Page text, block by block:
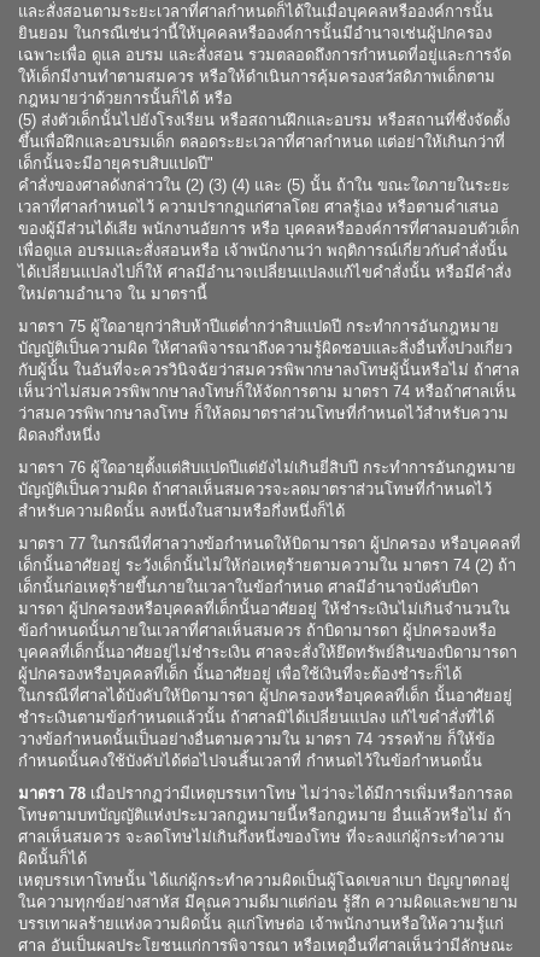
และสั่งสอนตามระยะเวลาที่ศาลกำหนดก็ได้ในเมื่อบุคคลหรือองค์การนั้น
ยินยอม ในกรณีเช่นว่านี้ให้บุคคลหรือองค์การนั้นมีอำนาจเช่นผู้ปกครอง
เฉพาะเพื่อ ดูแล อบรม และสั่งสอน รวมตลอดถึงการกำหนดที่อยู่และการจัด
ให้เด็กมีงานทำตามสมควร หรือให้ดำเนินการคุ้มครองสวัสดิภาพเด็กตาม
กฎหมายว่าด้วยการนั้นก็ได้ หรือ
(5) ส่งตัวเด็กนั้นไปยังโรงเรียน หรือสถานฝึกและอบรม หรือสถานที่ซึ่งจัดตั้ง
ขึ้นเพื่อฝึกและอบรมเด็ก ตลอดระยะเวลาที่ศาลกำหนด แต่อย่าให้เกินกว่าที่
เด็กนั้นจะมีอายุครบสิบแปดปี"
คำสั่งของศาลดังกล่าวใน (2) (3) (4) และ (5) นั้น ถ้าใน ขณะใดภายในระยะ
เวลาที่ศาลกำหนดไว้ ความปรากฏแก่ศาลโดย ศาลรู้เอง หรือตามคำเสนอ
ของผู้มีส่วนได้เสีย พนักงานอัยการ หรือ บุคคลหรือองค์การที่ศาลมอบตัวเด็ก
เพื่อดูแล อบรมและสั่งสอนหรือ เจ้าพนักงานว่า พฤติการณ์เกี่ยวกับคำสั่งนั้น
ได้เปลี่ยนแปลงไปก็ให้ ศาลมีอำนาจเปลี่ยนแปลงแก้ไขคำสั่งนั้น หรือมีคำสั่ง
ใหม่ตามอำนาจ ใน มาตรานี้
มาตรา 75 ผู้ใดอายุกว่าสิบห้าปีแต่ต่ำกว่าสิบแปดปี กระทำการอันกฎหมาย
บัญญัติเป็นความผิด ให้ศาลพิจารณาถึงความรู้ผิดชอบและสิ่งอื่นทั้งปวงเกี่ยว
กับผู้นั้น ในอันที่จะควรวินิจฉัยว่าสมควรพิพากษาลงโทษผู้นั้นหรือไม่ ถ้าศาล
เห็นว่าไม่สมควรพิพากษาลงโทษก็ให้จัดการตาม มาตรา 74 หรือถ้าศาลเห็น
ว่าสมควรพิพากษาลงโทษ ก็ให้ลดมาตราส่วนโทษที่กำหนดไว้สำหรับความ
ผิดลงกึ่งหนึ่ง
มาตรา 76 ผู้ใดอายุตั้งแต่สิบแปดปีแต่ยังไม่เกินยี่สิบปี กระทำการอันกฎหมาย
บัญญัติเป็นความผิด ถ้าศาลเห็นสมควรจะลดมาตราส่วนโทษที่กำหนดไว้
สำหรับความผิดนั้น ลงหนึ่งในสามหรือกึ่งหนึ่งก็ได้
มาตรา 77 ในกรณีที่ศาลวางข้อกำหนดให้บิดามารดา ผู้ปกครอง หรือบุคคลที่
เด็กนั้นอาศัยอยู่ ระวังเด็กนั้นไม่ให้ก่อเหตุร้ายตามความใน มาตรา 74 (2) ถ้า
เด็กนั้นก่อเหตุร้ายขึ้นภายในเวลาในข้อกำหนด ศาลมีอำนาจบังคับบิดา
มารดา ผู้ปกครองหรือบุคคลที่เด็กนั้นอาศัยอยู่ ให้ชำระเงินไม่เกินจำนวนใน
ข้อกำหนดนั้นภายในเวลาที่ศาลเห็นสมควร ถ้าบิดามารดา ผู้ปกครองหรือ
บุคคลที่เด็กนั้นอาศัยอยู่ไม่ชำระเงิน ศาลจะสั่งให้ยึดทรัพย์สินของบิดามารดา
ผู้ปกครองหรือบุคคลที่เด็ก นั้นอาศัยอยู่ เพื่อใช้เงินที่จะต้องชำระก็ได้
ในกรณีที่ศาลได้บังคับให้บิดามารดา ผู้ปกครองหรือบุคคลที่เด็ก นั้นอาศัยอยู่
ชำระเงินตามข้อกำหนดแล้วนั้น ถ้าศาลมิได้เปลี่ยนแปลง แก้ไขคำสั่งที่ได้
วางข้อกำหนดนั้นเป็นอย่างอื่นตามความใน มาตรา 74 วรรคท้าย ก็ให้ข้อ
กำหนดนั้นคงใช้บังคับได้ต่อไปจนสิ้นเวลาที่ กำหนดไว้ในข้อกำหนดนั้น
มาตรา 78 เมื่อปรากฏว่ามีเหตุบรรเทาโทษ ไม่ว่าจะได้มีการเพิ่มหรือการลด
โทษตามบทบัญญัติแห่งประมวลกฎหมายนี้หรือกฎหมาย อื่นแล้วหรือไม่ ถ้า
ศาลเห็นสมควร จะลดโทษไม่เกินกึ่งหนึ่งของโทษ ที่จะลงแก่ผู้กระทำความ
ผิดนั้นก็ได้
เหตุบรรเทาโทษนั้น ได้แก่ผู้กระทำความผิดเป็นผู้โฉดเขลาเบา ปัญญาตกอยู่
ในความทุกข์อย่างสาหัส มีคุณความดีมาแต่ก่อน รู้สึก ความผิดและพยายาม
บรรเทาผลร้ายแห่งความผิดนั้น ลุแก่โทษต่อ เจ้าพนักงานหรือให้ความรู้แก่
ศาล อันเป็นผลประโยชนแก่การพิจารณา หรือเหตุอื่นที่ศาลเห็นว่ามีลักษณะ